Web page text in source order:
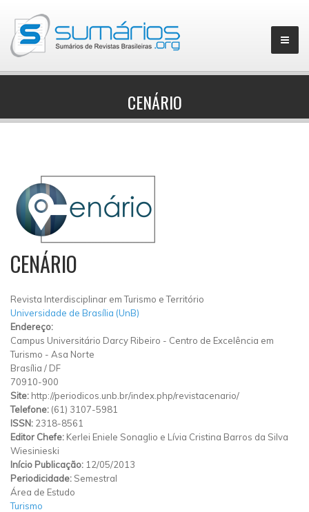
▼
CENÁRIO
CENÁRIO
Revista Interdisciplinar em Turismo e Território
Universidade de Brasília (UnB)
Endereço:
Campus Universitário Darcy Ribeiro - Centro de Excelência em
Turismo - Asa Norte
Brasília / DF
70910-900
Site: http://periodicos.unb.br/index.php/revistacenario/
Telefone: (61) 3107-5981
ISSN: 2318-8561
Editor Chefe: Kerlei Eniele Sonaglio e Lívia Cristina Barros da Silva
Wiesinieski
Início Publicação: 12/05/2013
Periodicidade: Semestral
Área de Estudo
Turismo